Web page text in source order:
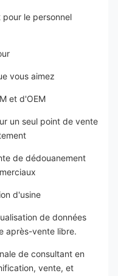
le personnel
vous aimez
et d'OEM
un seul point de vente
de dédouanement
d'usine
de données
après-vente libre.
de consultant en
vente, et